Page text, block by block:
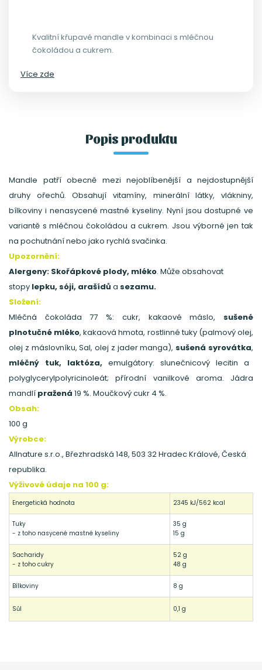
Kvalitní křupavé mandle v kombinaci s mléčnou
čokoládou a cukrem.
Více zde
Popis produktu
Mandle patří obecně mezi nejoblíbenější a nejdostupnější
druhy ořechů. Obsahují vitamíny, minerální látky, vlákniny,
bílkoviny i nenasycené mastné kyseliny. Nyní jsou dostupné ve
variantě s mléčnou čokoládou a cukrem. Jsou výborné jen tak
na pochutnání nebo jako rychlá svačinka.
Upozornění:
Alergeny: Skořápkové plody, mléko. Může obsahovat
stopy lepku, sóji, arašídů a sezamu.
Složení:
Mléčná čokoláda 77 %: cukr, kakaové máslo, sušené
plnotučné mléko, kakaová hmota, rostlinné tuky (palmový olej,
olej z máslovníku, Sal, olej z jader manga), sušená syrovátka,
mléčný tuk, laktóza, emulgátory: slunečnicový lecitin a
polyglycerylpolyricinoleát; přírodní vanilkové aroma. Jádra
mandlí pražená 19 %. Moučkový cukr 4 %.
Obsah:
100 g
Výrobce:
Allnature s.r.o., Březhradská 148, 503 32 Hradec Králové, Česká
republika.
Výživové údaje na 100 g:
Energetická hodnota 2345 kJ/562 kcal
Tuky
- z toho nasycené mastné kyseliny
35 g
15 g
Sacharidy
- z toho cukry
52 g
48 g
Bílkoviny 8 g
Sůl 0,1 g